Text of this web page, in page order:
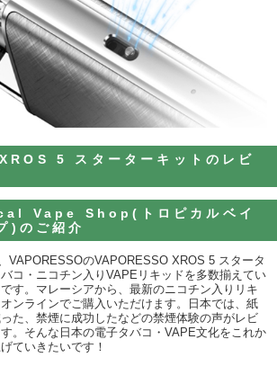
5 スターターキットのレビ
Vape Shop(トロピカルベイ
)のご紹介
VAPORESSOのVAPORESSO XROS 5 スタータ
コ・ニコチン入りVAPEリキッドを多数揃えてい
す。マレーシアから、最新のニコチン入りリキ
ンラインでご購入いただけます。日本では、紙
た、禁煙に成功したなどの禁煙体験の声がレビ
。そんな日本の電子タバコ・VAPE文化をこれか
ていきたいです！